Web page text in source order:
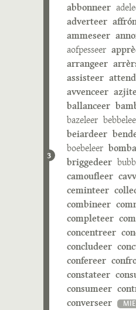
3
abbonneer
adverteer
ammeseer
aofpesseer
arrangeer
assisteer
avvenceer
ballanceer
bazeleer
beiardeer
boebeleer
briggedeer
camoufleer
ceminteer
combineer
completeer
concentreer
concludeer
confereer
constateer
consumeer
converseer